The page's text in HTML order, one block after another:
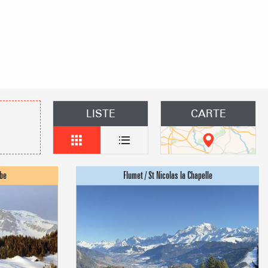
d'étapes
loueurs en meublés
LISTE CARTE